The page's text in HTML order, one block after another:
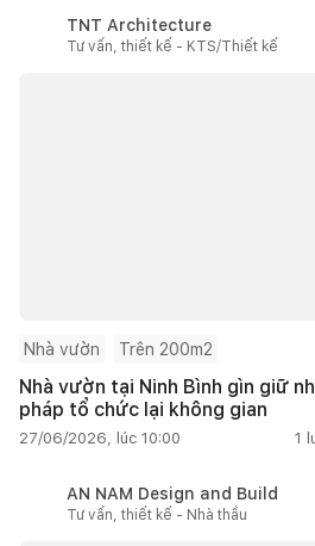
TNT Architecture
Tư vấn, thiết kế - KTS/Thiết kế
Nhà vườn Trên 200m2
Nhà vườn tại Ninh Bình gìn giữ
pháp tổ chức lại không gian
27/06/2026, lúc 10:00 1
AN NAM Design and Build
Tư vấn, thiết kế - Nhà thầu